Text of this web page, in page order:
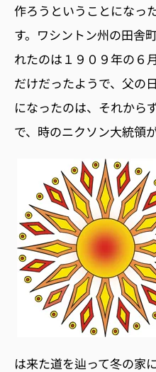
作ろうということになっ
す。ワシントン州の田舎
れたのは１９０９年の６
だけだったようで、父の
になったのは、それから
で、時のニクソン大統領
は来た道を辿って冬の家